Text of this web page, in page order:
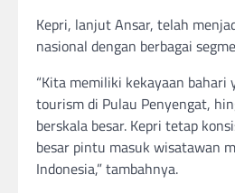
Kepri, lanjut Ansar, telah
nasional dengan berbagai
“Kita memiliki kekayaan bahari
tourism di Pulau Penyengat,
berskala besar. Kepri tetap
besar pintu masuk wisatawan
Indonesia,” tambahnya.